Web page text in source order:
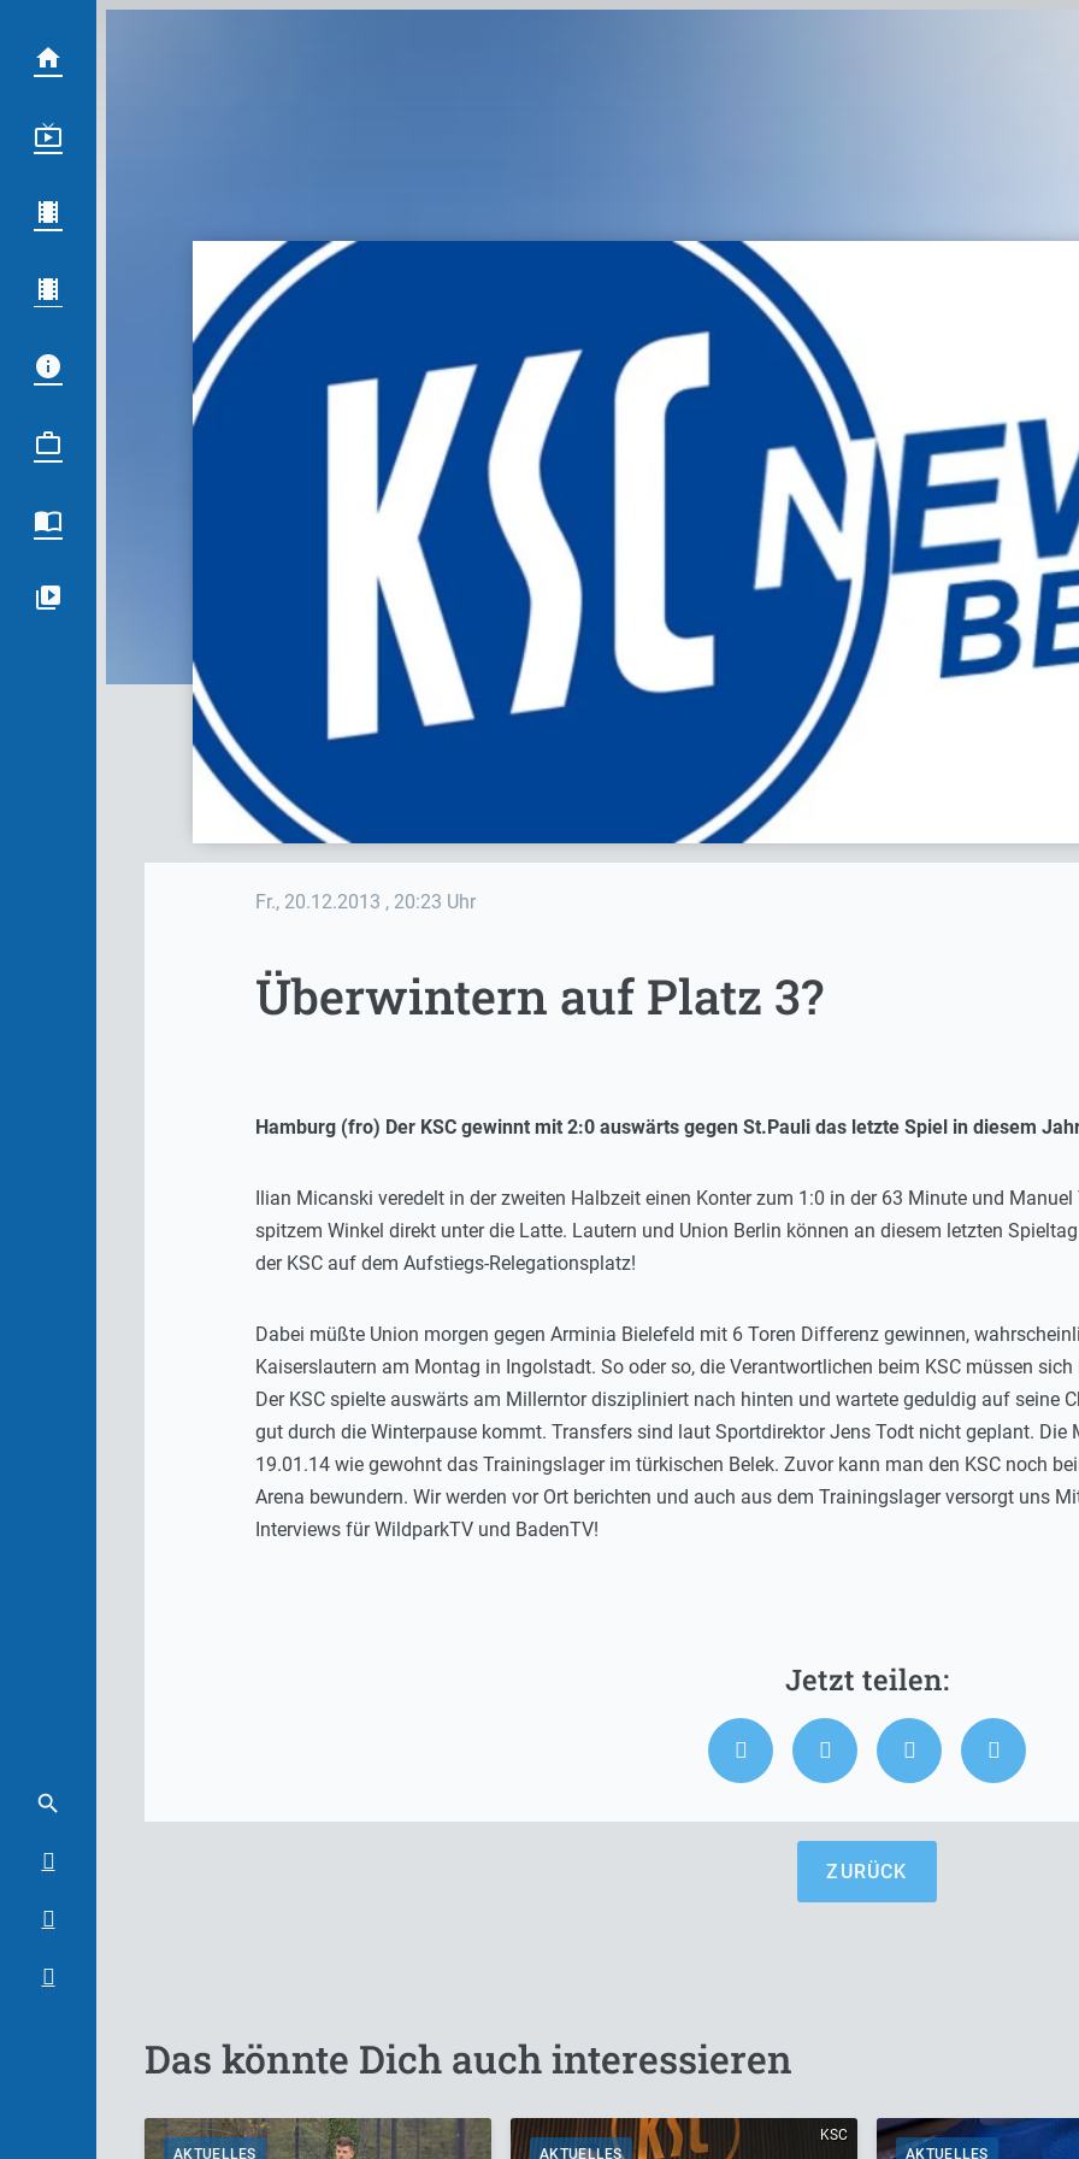
Fr., 20.12.2013 , 20:23 Uhr
Überwintern auf Platz 3?
Hamburg (fro) Der KSC gewinnt mit 2:0 auswärts gegen St.Pauli das letzte Spiel in diesem
Ilian Micanski veredelt in der zweiten Halbzeit einen Konter zum 1:0 in der 63 Minute und
spitzem Winkel direkt unter die Latte. Lautern und Union Berlin können an diesem letzten
der KSC auf dem Aufstiegs-Relegationsplatz!
Dabei müßte Union morgen gegen Arminia Bielefeld mit 6 Toren Differenz gewinnen,
Kaiserslautern am Montag in Ingolstadt. So oder so, die Verantwortlichen beim KSC müssen
Der KSC spielte auswärts am Millerntor diszipliniert nach hinten und wartete geduldig auf seine
gut durch die Winterpause kommt. Transfers sind laut Sportdirektor Jens Todt nicht geplant.
19.01.14 wie gewohnt das Trainingslager im türkischen Belek. Zuvor kann man den KSC noch
Arena bewundern. Wir werden vor Ort berichten und auch aus dem Trainingslager versorgt uns
Interviews für WildparkTV und BadenTV!
ZURÜCK
Das könnte Dich auch interessieren
AKTUELLES
KSC
AKTUELLES
AKTUELLES